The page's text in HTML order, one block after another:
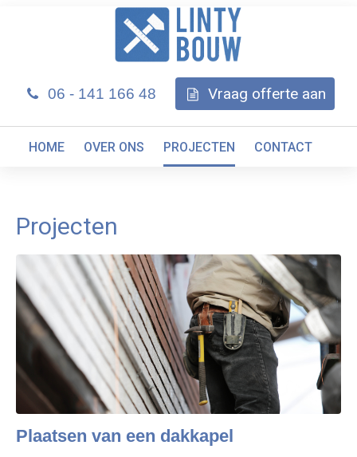
06 - 141 166 48 Vraag offerte aan
HOME OVER ONS PROJECTEN CONTACT
Projecten
Plaatsen van een dakkapel